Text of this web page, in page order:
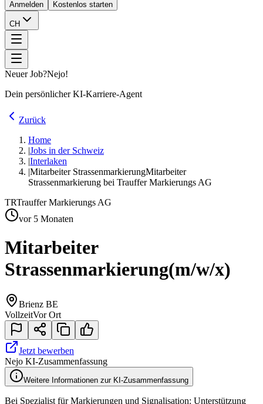
Anmelden
Kostenlos starten
CH
Neuer Job?Nejo!
Dein persönlicher KI-Karriere-Agent
Zurück
Home
|Jobs in der Schweiz
|Interlaken
|Mitarbeiter StrassenmarkierungMitarbeiter
Strassenmarkierung bei Trauffer Markierungs AG
TRTrauffer Markierungs AG
vor 5 Monaten
Mitarbeiter
Strassenmarkierung(m/w/x)
Brienz BE
VollzeitVor Ort
Jetzt bewerben
Nejo KI-Zusammenfassung
Weitere Informationen zur KI-Zusammenfassung
Bei Spezialist für Markierungen und Signalisation: Unterstützung